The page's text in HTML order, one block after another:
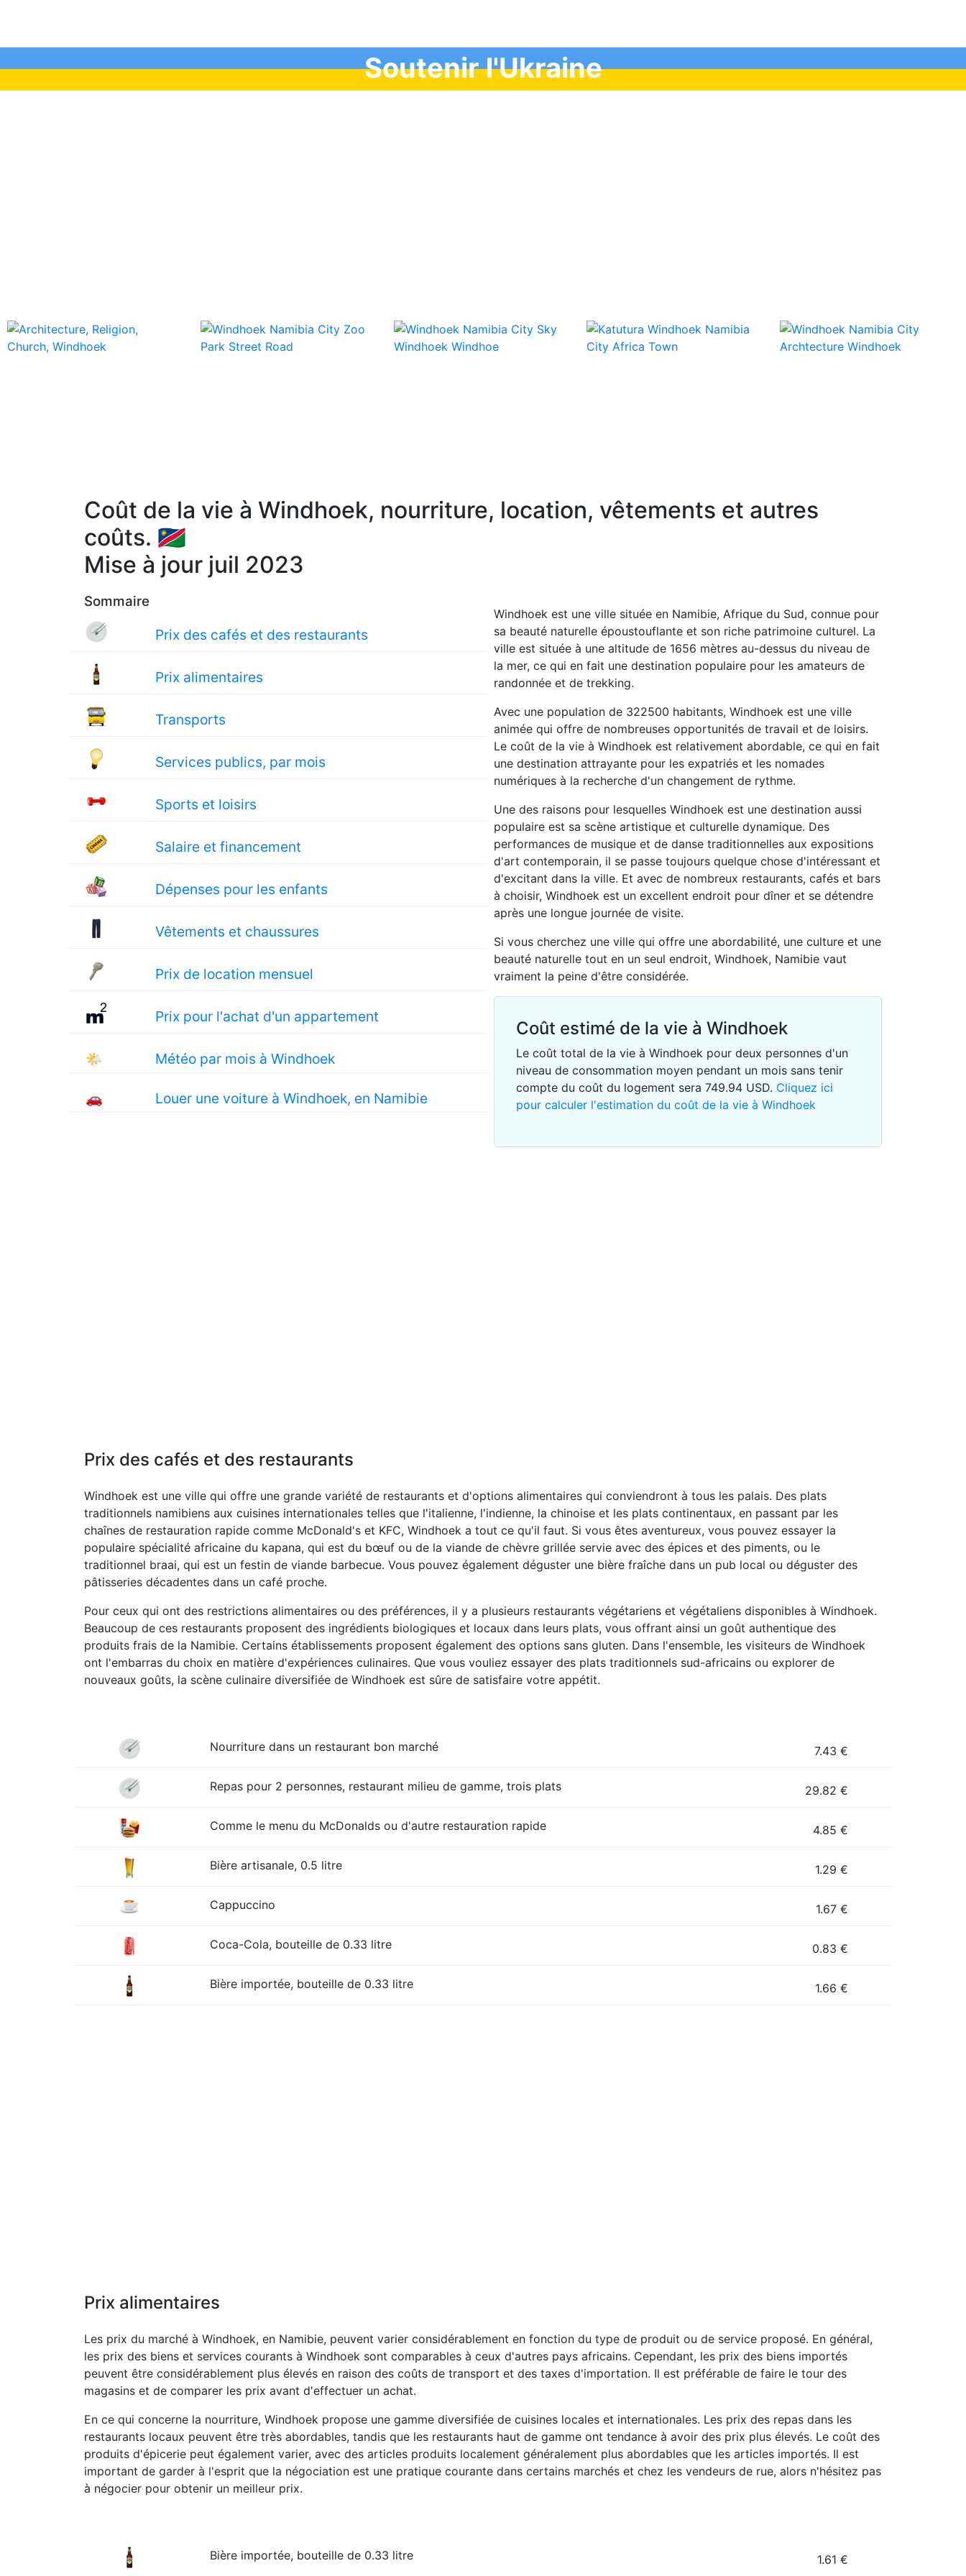
Soutenir l'Ukraine
Coût de la vie à Windhoek, nourriture, location, vêtements et autres
coûts. 🇳🇦
Mise à jour juil 2023
Sommaire
Prix des cafés et des restaurants
Prix alimentaires
Transports
Services publics, par mois
Sports et loisirs
Salaire et financement
Dépenses pour les enfants
Vêtements et chaussures
Prix de location mensuel
Prix pour l'achat d'un appartement
🌤 Météo par mois à Windhoek
🚗 Louer une voiture à Windhoek, en Namibie
Windhoek est une ville située en Namibie, Afrique du Sud, connue pour
sa beauté naturelle époustouflante et son riche patrimoine culturel. La
ville est située à une altitude de 1656 mètres au-dessus du niveau de
la mer, ce qui en fait une destination populaire pour les amateurs de
randonnée et de trekking.
Avec une population de 322500 habitants, Windhoek est une ville
animée qui offre de nombreuses opportunités de travail et de loisirs.
Le coût de la vie à Windhoek est relativement abordable, ce qui en fait
une destination attrayante pour les expatriés et les nomades
numériques à la recherche d'un changement de rythme.
Une des raisons pour lesquelles Windhoek est une destination aussi
populaire est sa scène artistique et culturelle dynamique. Des
performances de musique et de danse traditionnelles aux expositions
d'art contemporain, il se passe toujours quelque chose d'intéressant et
d'excitant dans la ville. Et avec de nombreux restaurants, cafés et bars
à choisir, Windhoek est un excellent endroit pour dîner et se détendre
après une longue journée de visite.
Si vous cherchez une ville qui offre une abordabilité, une culture et une
beauté naturelle tout en un seul endroit, Windhoek, Namibie vaut
vraiment la peine d'être considérée.
Coût estimé de la vie à Windhoek
Le coût total de la vie à Windhoek pour deux personnes d'un
niveau de consommation moyen pendant un mois sans tenir
compte du coût du logement sera 749.94 USD. Cliquez ici
pour calculer l'estimation du coût de la vie à Windhoek
Prix des cafés et des restaurants
Windhoek est une ville qui offre une grande variété de restaurants et d'options alimentaires qui conviendront à tous les palais. Des plats
traditionnels namibiens aux cuisines internationales telles que l'italienne, l'indienne, la chinoise et les plats continentaux, en passant par les
chaînes de restauration rapide comme McDonald's et KFC, Windhoek a tout ce qu'il faut. Si vous êtes aventureux, vous pouvez essayer la
populaire spécialité africaine du kapana, qui est du bœuf ou de la viande de chèvre grillée servie avec des épices et des piments, ou le
traditionnel braai, qui est un festin de viande barbecue. Vous pouvez également déguster une bière fraîche dans un pub local ou déguster des
pâtisseries décadentes dans un café proche.
Pour ceux qui ont des restrictions alimentaires ou des préférences, il y a plusieurs restaurants végétariens et végétaliens disponibles à Windhoek.
Beaucoup de ces restaurants proposent des ingrédients biologiques et locaux dans leurs plats, vous offrant ainsi un goût authentique des
produits frais de la Namibie. Certains établissements proposent également des options sans gluten. Dans l'ensemble, les visiteurs de Windhoek
ont l'embarras du choix en matière d'expériences culinaires. Que vous vouliez essayer des plats traditionnels sud-africains ou explorer de
nouveaux goûts, la scène culinaire diversifiée de Windhoek est sûre de satisfaire votre appétit.
Nourriture dans un restaurant bon marché 7.43 €
Repas pour 2 personnes, restaurant milieu de gamme, trois plats 29.82 €
Comme le menu du McDonalds ou d'autre restauration rapide 4.85 €
Bière artisanale, 0.5 litre 1.29 €
Cappuccino 1.67 €
Coca-Cola, bouteille de 0.33 litre 0.83 €
Bière importée, bouteille de 0.33 litre 1.66 €
Prix alimentaires
Les prix du marché à Windhoek, en Namibie, peuvent varier considérablement en fonction du type de produit ou de service proposé. En général,
les prix des biens et services courants à Windhoek sont comparables à ceux d'autres pays africains. Cependant, les prix des biens importés
peuvent être considérablement plus élevés en raison des coûts de transport et des taxes d'importation. Il est préférable de faire le tour des
magasins et de comparer les prix avant d'effectuer un achat.
En ce qui concerne la nourriture, Windhoek propose une gamme diversifiée de cuisines locales et internationales. Les prix des repas dans les
restaurants locaux peuvent être très abordables, tandis que les restaurants haut de gamme ont tendance à avoir des prix plus élevés. Le coût des
produits d'épicerie peut également varier, avec des articles produits localement généralement plus abordables que les articles importés. Il est
important de garder à l'esprit que la négociation est une pratique courante dans certains marchés et chez les vendeurs de rue, alors n'hésitez pas
à négocier pour obtenir un meilleur prix.
Bière importée, bouteille de 0.33 litre 1.61 €